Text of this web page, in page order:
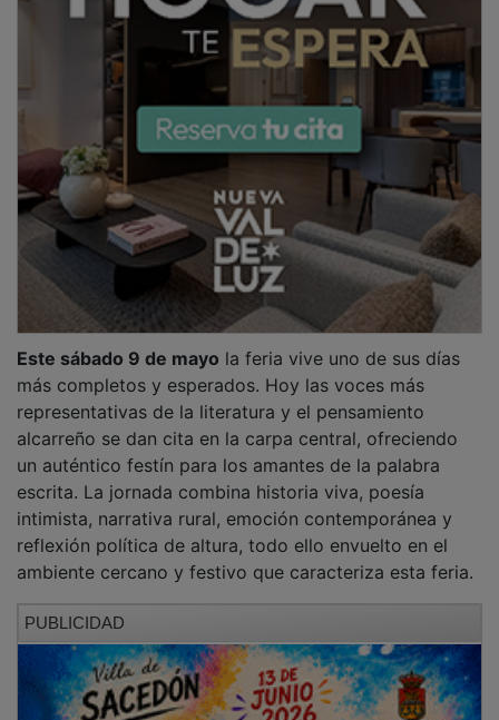
escrita. La jornada combina historia viva, poesía
intimista, narrativa rural, emoción contemporánea y
reflexión política de altura, todo ello envuelto en el
ambiente cercano y festivo que caracteriza esta feria.
PUBLICIDAD
A medida que avanzan las horas, el público se
concentra alrededor de la carpa central, donde se
suceden presentaciones de gran calado que reflejan la